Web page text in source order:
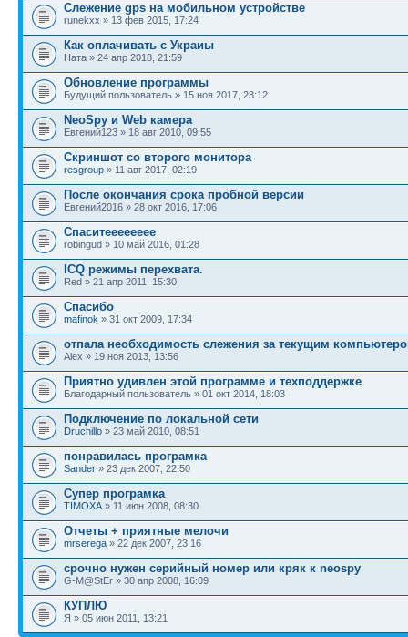
Слежение gps на мобильном устройстве
runekxx » 13 фев 2015, 17:24
Как оплачивать с Украиы
Ната » 24 апр 2018, 21:59
Обновление программы
Будущий пользователь » 15 ноя 2017, 23:12
NeoSpy и Web камера
Евгений123 » 18 авг 2010, 09:55
Скриншот со второго монитора
resgroup » 11 авг 2017, 02:19
После окончания срока пробной версии
Евгений2016 » 28 окт 2016, 17:06
Спаситееееееее
robingud » 10 май 2016, 01:28
ICQ режимы перехвата.
Red » 21 апр 2011, 15:30
Спасибо
mafinok » 31 окт 2009, 17:34
отпала необходимость слежения за текущим
Alex » 19 ноя 2013, 13:56
Приятно удивлен этой программе и техподдержке
Благодарный пользователь » 01 окт 2014, 18:03
Подключение по локальной сети
Druchillo » 23 май 2010, 08:51
понравилась програмка
Sander » 23 дек 2007, 22:50
Супер програмка
TIMOXA » 11 июн 2008, 08:30
Отчеты + приятные мелочи
mrserega » 22 дек 2007, 23:16
cрочно нужен серийный номер или кряк к neospy
G-M@StEr » 30 апр 2008, 16:09
КУПЛЮ
Я » 05 июн 2011, 13:21